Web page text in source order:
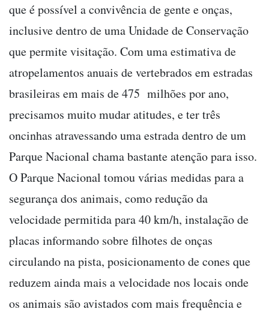
que é possível a convivência de gente e onças,
inclusive dentro de uma Unidade de Conservação
que permite visitação. Com uma estimativa de
atropelamentos anuais de vertebrados em estradas
brasileiras em mais de 475 milhões por ano,
precisamos muito mudar atitudes, e ter três
oncinhas atravessando uma estrada dentro de um
Parque Nacional chama bastante atenção para isso.
O Parque Nacional tomou várias medidas para a
segurança dos animais, como redução da
velocidade permitida para 40 km/h, instalação de
placas informando sobre filhotes de onças
circulando na pista, posicionamento de cones que
reduzem ainda mais a velocidade nos locais onde
os animais são avistados com mais frequência e